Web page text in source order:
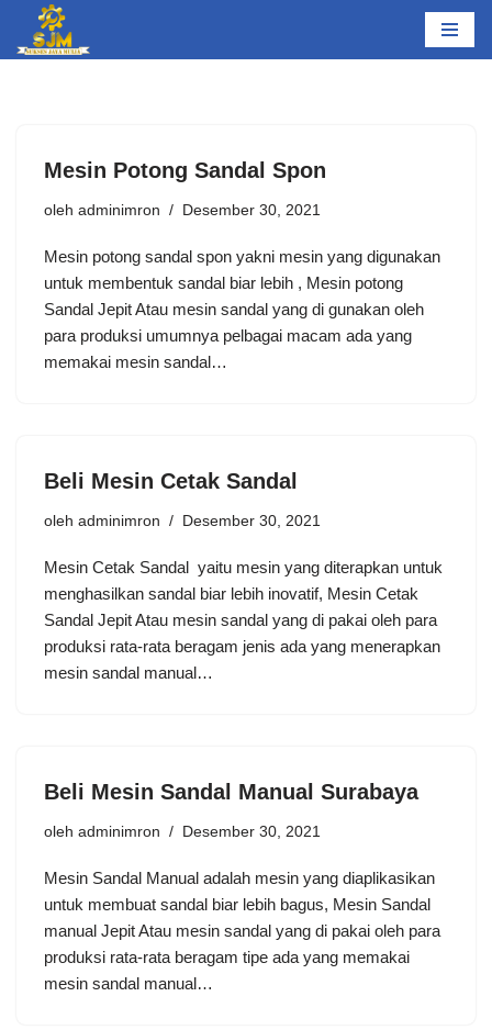
Lompat
Mesin Potong Sandal Spon
oleh adminimron Desember 30, 2021
Mesin potong sandal spon yakni mesin yang digunakan
untuk membentuk sandal biar lebih , Mesin potong
Sandal Jepit Atau mesin sandal yang di gunakan oleh
para produksi umumnya pelbagai macam ada yang
memakai mesin sandal…
Beli Mesin Cetak Sandal
oleh adminimron Desember 30, 2021
Mesin Cetak Sandal yaitu mesin yang diterapkan untuk
menghasilkan sandal biar lebih inovatif, Mesin Cetak
Sandal Jepit Atau mesin sandal yang di pakai oleh para
produksi rata-rata beragam jenis ada yang menerapkan
mesin sandal manual…
Beli Mesin Sandal Manual Surabaya
oleh adminimron Desember 30, 2021
Mesin Sandal Manual adalah mesin yang diaplikasikan
untuk membuat sandal biar lebih bagus, Mesin Sandal
manual Jepit Atau mesin sandal yang di pakai oleh para
produksi rata-rata beragam tipe ada yang memakai
mesin sandal manual…